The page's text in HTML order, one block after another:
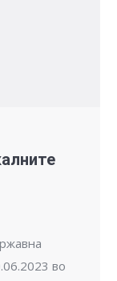
во